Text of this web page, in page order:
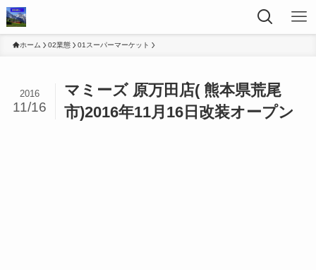
ホーム 02業態 01スーパーマーケット
マミーズ 原万田店( 熊本県荒尾
市)2016年11月16日改装オープン
2016
11/16